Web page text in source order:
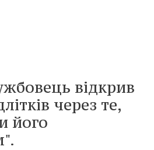
відкрив
через те,
його